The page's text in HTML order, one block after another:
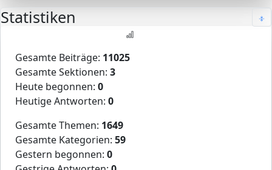
Statistiken
Gesamte Beiträge: 11025
Gesamte Sektionen: 3
Heute begonnen: 0
Heutige Antworten: 0
Gesamte Themen: 1649
Gesamte Kategorien: 59
Gestern begonnen: 0